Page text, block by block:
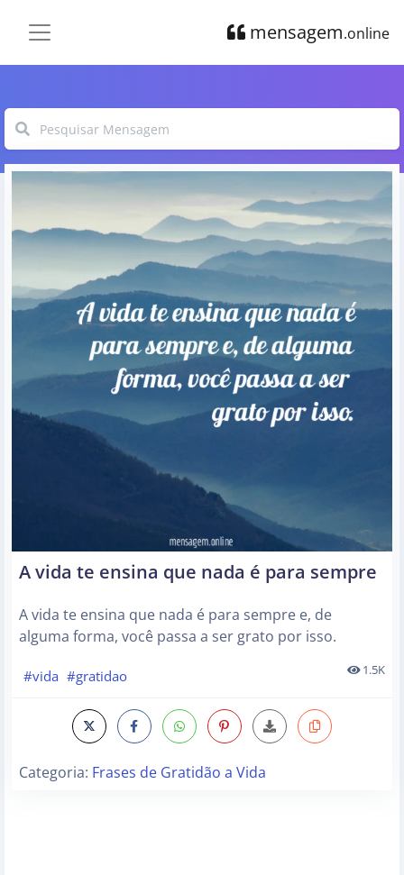
mensagem.online
A vida te ensina que nada é para sempre
A vida te ensina que nada é para sempre e, de
alguma forma, você passa a ser grato por isso.
#vida #gratidao 1.5K
Categoria: Frases de Gratidão a Vida